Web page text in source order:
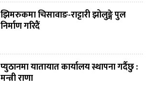
झिमरुकमा चिसावाङ-राट्टारी झोलुङ्गे पुल
निर्माण गरिदैं
प्युठानमा यातायात कार्यालय स्थापना गर्दैछु :
मन्त्री राणा